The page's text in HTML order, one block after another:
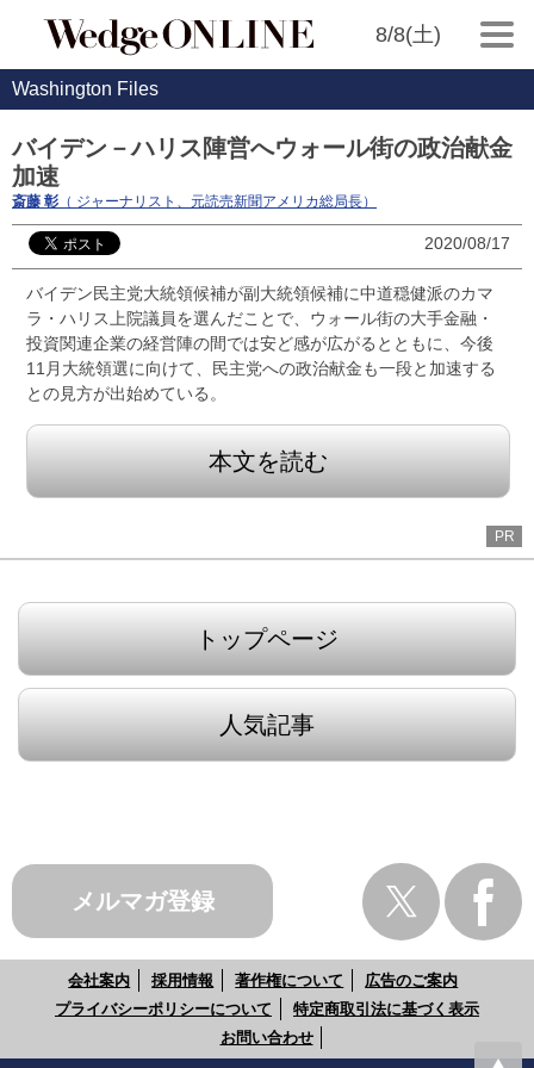
8/8(土)
Washington Files
バイデン－ハリス陣営へウォール街の政治献金
加速
斎藤 彰 （ ジャーナリスト、元読売新聞アメリカ総局長）
2020/08/17
バイデン民主党大統領候補が副大統領候補に中道穏健派のカマ
ラ・ハリス上院議員を選んだことで、ウォール街の大手金融・
投資関連企業の経営陣の間では安ど感が広がるとともに、今後
11月大統領選に向けて、民主党への政治献金も一段と加速する
との見方が出始めている。
本文を読む
PR
トップページ
人気記事
メルマガ登録
会社案内 採用情報 著作権について
広告のご案内
プライバシーポリシーについて
特定商取引法に基づく表示
お問い合わせ